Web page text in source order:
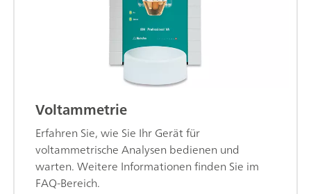
Voltammetrie
Erfahren Sie, wie Sie Ihr Gerät für
voltammetrische Analysen bedienen und
warten. Weitere Informationen finden Sie im
FAQ-Bereich.